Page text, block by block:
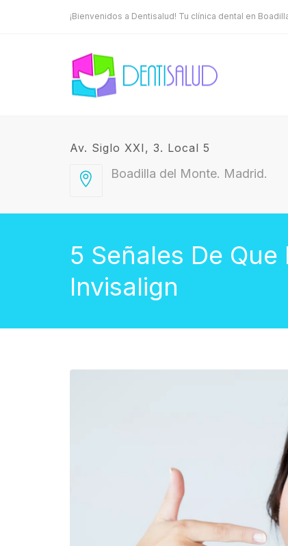
¡Bienvenidos a Dentisalud! Tu clínica dental en
Av. Siglo XXI, 3. Local 5
Boadilla del Monte. Madrid.
5 Señales De
Invisalign